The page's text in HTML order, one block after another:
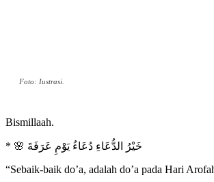
Foto: Iustrasi.
Bismillaah.
* 🌸 خَيْرُ الدُّعَاءِ دُعَاءُ يَوْمِ عَرَفَةَ
“Sebaik-baik do’a, adalah do’a pada Hari